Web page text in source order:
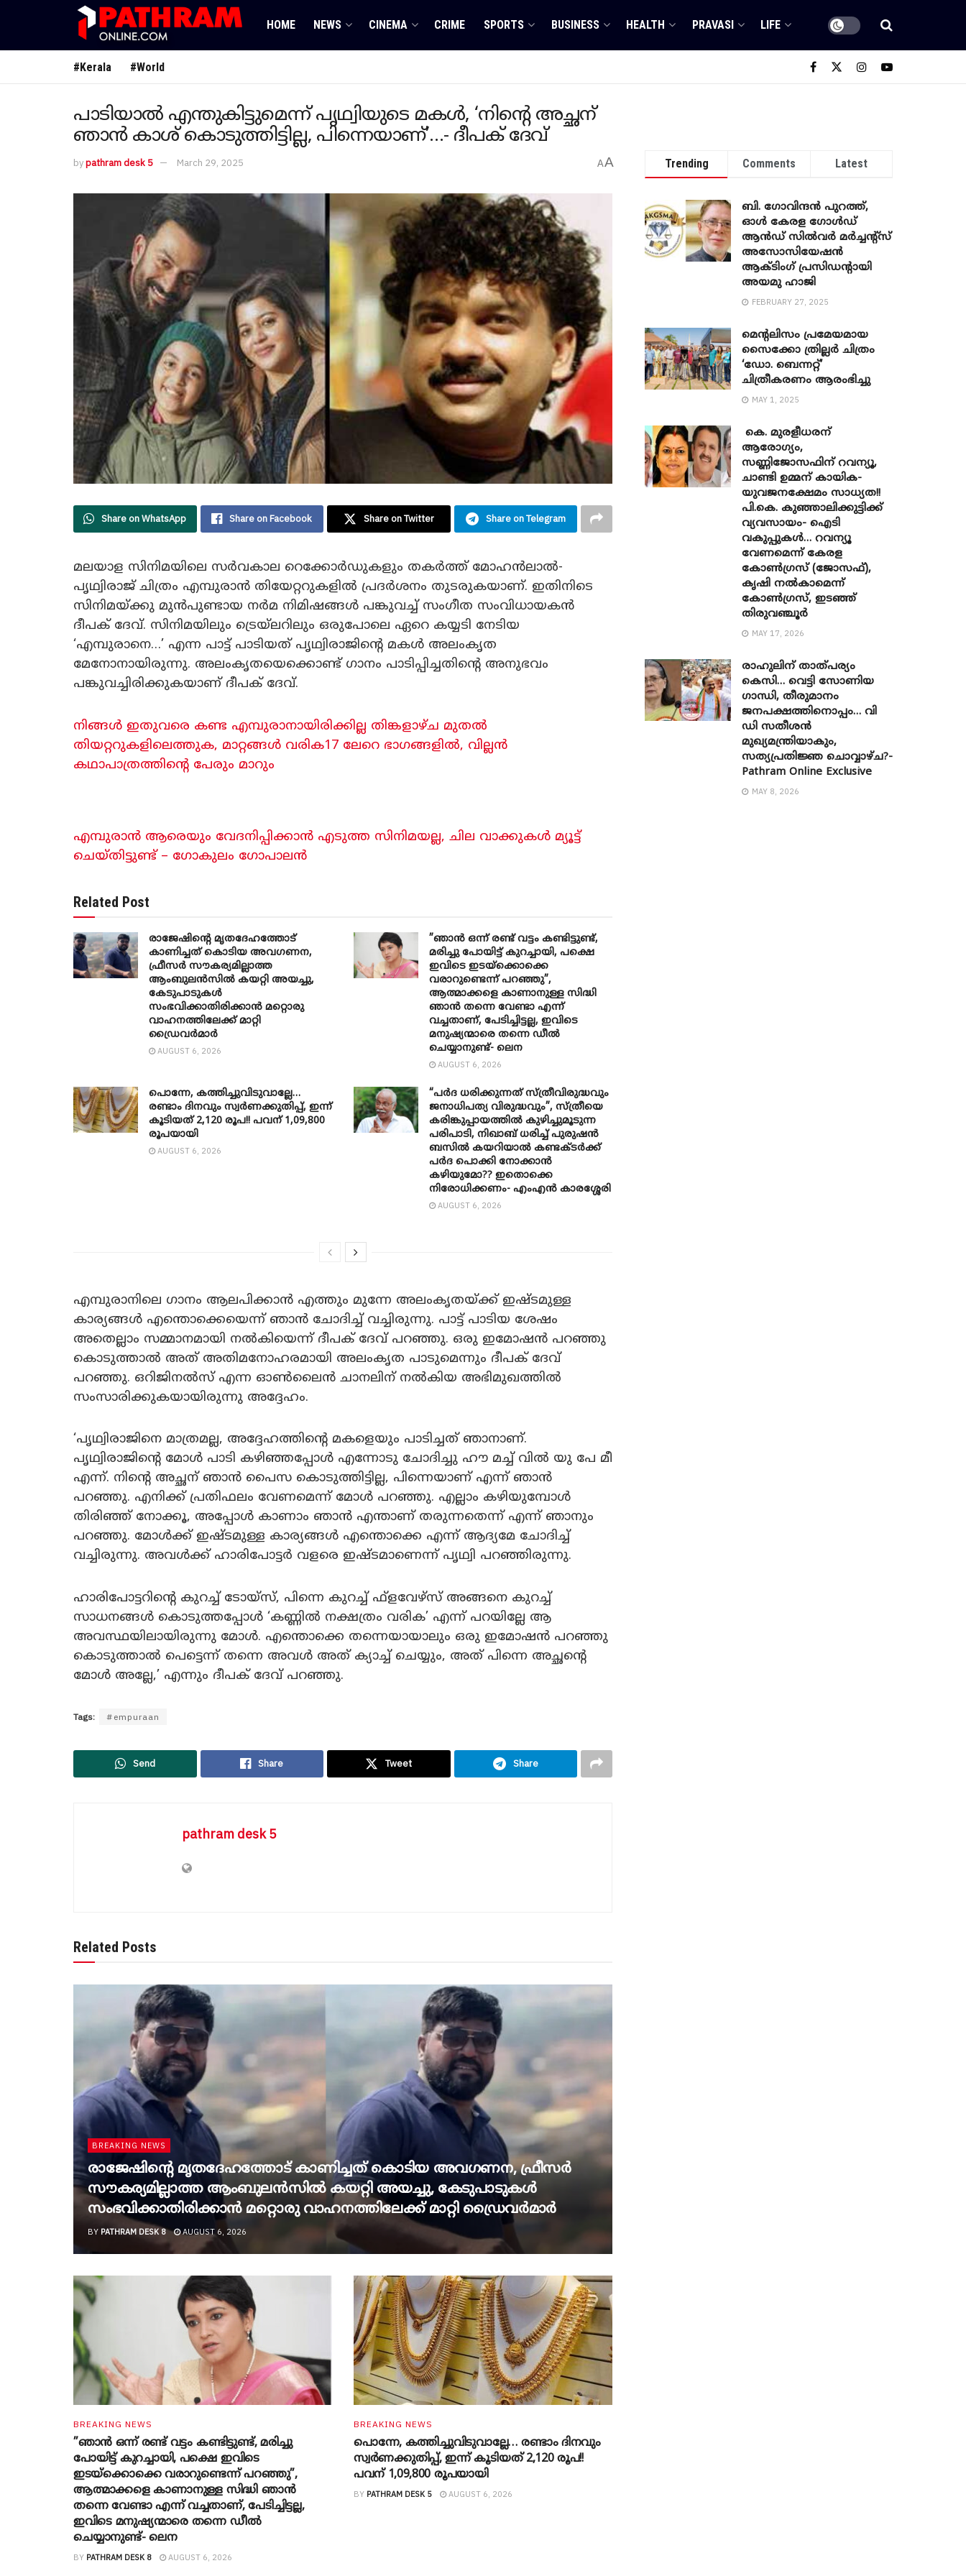
HOME NEWS CINEMA CRIME SPORTS BUSINESS HEALTH PRAVASI LIFE
#Kerala #World
പാടിയാൽ എന്തുകിട്ടുമെന്ന് പൃഥ്വിയുടെ മകൾ, ‘നിന്റെ അച്ഛന്
ഞാൻ കാശ് കൊടുത്തിട്ടില്ല, പിന്നെയാണ്’…- ദീപക് ദേവ്
bypathram desk 5 March 29, 2025 AA
Share on WhatsApp Share on Facebook Share on Twitter Share on Telegram
മലയാള സിനിമയിലെ സർവകാല റെക്കോർഡുകളും തകർത്ത് മോഹൻലാൽ-
പൃഥ്വിരാജ് ചിത്രം എമ്പുരാൻ തിയേറ്ററുകളിൽ പ്രദർശനം തുടരുകയാണ്. ഇതിനിടെ
സിനിമയ്ക്കു മുൻപുണ്ടായ നർമ നിമിഷങ്ങൾ പങ്കുവച്ച് സംഗീത സംവിധായകൻ
ദീപക് ദേവ്. സിനിമയിലും ട്രെയ്ലറിലും ഒരുപോലെ ഏറെ കയ്യടി നേടിയ
‘എമ്പുരാനെ…’ എന്ന പാട്ട് പാടിയത് പൃഥ്വിരാജിന്റെ മകൾ അലംകൃത
മേനോനായിരുന്നു. അലംകൃതയെക്കൊണ്ട് ഗാനം പാടിപ്പിച്ചതിന്റെ അനുഭവം
പങ്കുവച്ചിരിക്കുകയാണ് ദീപക് ദേവ്.
നിങ്ങൾ ഇതുവരെ കണ്ട എമ്പുരാനായിരിക്കില്ല തിങ്കളാഴ്ച മുതൽ
തിയറ്ററുകളിലെത്തുക, മാറ്റങ്ങൾ വരിക17 ലേറെ ഭാഗങ്ങളിൽ, വില്ലൻ
കഥാപാത്രത്തിന്റെ പേരും മാറും
എമ്പുരാൻ ആരെയും വേദനിപ്പിക്കാൻ എടുത്ത സിനിമയല്ല, ചില വാക്കുകൾ മ്യൂട്ട്
ചെയ്തിട്ടുണ്ട് – ഗോകുലം ഗോപാലൻ
Related Post
രാജേഷിന്റെ മൃതദേഹത്തോട്
കാണിച്ചത് കൊടിയ അവഗണന,
ഫ്രീസര്‍ സൗകര്യമില്ലാത്ത
ആംബുലന്‍സില്‍ കയറ്റി അയച്ചു,
കേടുപാടുകള്‍
സംഭവിക്കാതിരിക്കാന്‍ മറ്റൊരു
വാഹനത്തിലേക്ക് മാറ്റി
ഡ്രൈവര്‍മാര്‍
AUGUST 6, 2026
”ഞാന്‍ ഒന്ന് രണ്ട് വട്ടം കണ്ടിട്ടുണ്ട്,
മരിച്ചു പോയിട്ട് കുറച്ചായി, പക്ഷെ
ഇവിടെ ഇടയ്‌ക്കൊക്കെ
വരാറുണ്ടെന്ന് പറഞ്ഞു”,
ആത്മാക്കളെ കാണാനുള്ള സിദ്ധി
ഞാന്‍ തന്നെ വേണ്ടാ എന്ന്
വച്ചതാണ്, പേടിച്ചിട്ടല്ല, ഇവിടെ
മനുഷ്യന്മാരെ തന്നെ ഡീല്‍
ചെയ്യാനുണ്ട്- ലെന
AUGUST 6, 2026
പൊന്നേ, കത്തിച്ചുവിടുവാല്ലേ…
രണ്ടാം ദിനവും സ്വർണക്കുതിപ്പ്, ഇന്ന്
കൂടിയത് 2,120 രൂപ!! പവന് 1,09,800
രൂപയായി
AUGUST 6, 2026
“പർദ ധരിക്കുന്നത് സ്ത്രീവിരുദ്ധവും
ജനാധിപത്യ വിരുദ്ധവും”, സ്ത്രീയെ
കരിങ്കുപ്പായത്തിൽ കുഴിച്ചുമൂടുന്ന
പരിപാടി, നിഖാബ് ധരിച്ച് പുരുഷൻ
ബസിൽ കയറിയാൽ കണ്ടക്ടർക്ക്
പർദ പൊക്കി നോക്കാന്‍
കഴിയുമോ?? ഇതൊക്കെ
നിരോധിക്കണം- എംഎന്‍ കാരശ്ശേരി
AUGUST 6, 2026
എമ്പുരാനിലെ ഗാനം ആലപിക്കാൻ എത്തും മുന്നേ അലംകൃതയ്ക്ക് ഇഷ്ടമുള്ള
കാര്യങ്ങൾ എന്തൊക്കെയെന്ന് ഞാൻ ചോദിച്ച് വച്ചിരുന്നു. പാട്ട് പാടിയ ശേഷം
അതെല്ലാം സമ്മാനമായി നൽകിയെന്ന് ദീപക് ദേവ് പറഞ്ഞു. ഒരു ഇമോഷൻ പറഞ്ഞു
കൊടുത്താൽ അത് അതിമനോഹരമായി അലംകൃത പാടുമെന്നും ദീപക് ദേവ്
പറഞ്ഞു. ഒറിജിനൽസ് എന്ന ഓൺലൈൻ ചാനലിന് നൽകിയ അഭിമുഖത്തിൽ
സംസാരിക്കുകയായിരുന്നു അദ്ദേഹം.
‘പൃഥ്വിരാജിനെ മാത്രമല്ല, അദ്ദേഹത്തിന്റെ മകളെയും പാടിച്ചത് ഞാനാണ്.
പൃഥ്വിരാജിന്റെ മോൾ പാടി കഴിഞ്ഞപ്പോൾ എന്നോടു ചോദിച്ചു ഹൗ മച്ച് വിൽ യു പേ മീ
എന്ന്. നിന്റെ അച്ഛന് ഞാൻ പൈസ കൊടുത്തിട്ടില്ല, പിന്നെയാണ് എന്ന് ഞാൻ
പറഞ്ഞു. എനിക്ക് പ്രതിഫലം വേണമെന്ന് മോൾ പറഞ്ഞു. എല്ലാം കഴിയുമ്പോൾ
തിരിഞ്ഞ് നോക്കൂ, അപ്പോൾ കാണാം ഞാൻ എന്താണ് തരുന്നതെന്ന് എന്ന് ഞാനും
പറഞ്ഞു. മോൾക്ക് ഇഷ്ടമുള്ള കാര്യങ്ങൾ എന്തൊക്കെ എന്ന് ആദ്യമേ ചോദിച്ച്
വച്ചിരുന്നു. അവൾക്ക് ഹാരിപോട്ടർ വളരെ ഇഷ്ടമാണെന്ന് പൃഥ്വി പറഞ്ഞിരുന്നു.
ഹാരിപോട്ടറിന്റെ കുറച്ച് ടോയ്‌സ്, പിന്നെ കുറച്ച് ഫ്ളവേഴ്സ് അങ്ങനെ കുറച്ച്
സാധനങ്ങൾ കൊടുത്തപ്പോൾ ‘കണ്ണിൽ നക്ഷത്രം വരിക’ എന്ന് പറയില്ലേ ആ
അവസ്ഥയിലായിരുന്നു മോൾ. എന്തൊക്കെ തന്നെയായാലും ഒരു ഇമോഷൻ പറഞ്ഞു
കൊടുത്താൽ പെട്ടെന്ന് തന്നെ അവൾ അത് ക്യാച്ച് ചെയ്യും, അത് പിന്നെ അച്ഛന്റെ
മോൾ അല്ലേ,’ എന്നും ദീപക് ദേവ് പറഞ്ഞു.
Tags: #empuraan
Send Share Tweet Share
pathram desk 5
Related Posts
BREAKING NEWS
രാജേഷിന്റെ മൃതദേഹത്തോട് കാണിച്ചത് കൊടിയ അവഗണന, ഫ്രീസര്‍
സൗകര്യമില്ലാത്ത ആംബുലന്‍സില്‍ കയറ്റി അയച്ചു, കേടുപാടുകള്‍
സംഭവിക്കാതിരിക്കാന്‍ മറ്റൊരു വാഹനത്തിലേക്ക് മാറ്റി ഡ്രൈവര്‍മാര്‍
BY PATHRAM DESK 8 AUGUST 6, 2026
BREAKING NEWS
”ഞാന്‍ ഒന്ന് രണ്ട് വട്ടം കണ്ടിട്ടുണ്ട്, മരിച്ചു
പോയിട്ട് കുറച്ചായി, പക്ഷെ ഇവിടെ
ഇടയ്‌ക്കൊക്കെ വരാറുണ്ടെന്ന് പറഞ്ഞു”,
ആത്മാക്കളെ കാണാനുള്ള സിദ്ധി ഞാന്‍
തന്നെ വേണ്ടാ എന്ന് വച്ചതാണ്, പേടിച്ചിട്ടല്ല,
ഇവിടെ മനുഷ്യന്മാരെ തന്നെ ഡീല്‍
ചെയ്യാനുണ്ട്- ലെന
BY PATHRAM DESK 8 AUGUST 6, 2026
BREAKING NEWS
പൊന്നേ, കത്തിച്ചുവിടുവാല്ലേ… രണ്ടാം ദിനവും
സ്വർണക്കുതിപ്പ്, ഇന്ന് കൂടിയത് 2,120 രൂപ!!
പവന് 1,09,800 രൂപയായി
BY PATHRAM DESK 5 AUGUST 6, 2026
Trending Comments Latest
ബി. ​ഗോവിന്ദൻ പുറത്ത്,
ഓൾ കേരള ഗോൾഡ്
ആൻഡ് സിൽവർ മർച്ചന്റ്സ്
അസോസിയേഷൻ
ആക്ടിംഗ് പ്രസിഡന്റായി
അയമു ഹാജി
FEBRUARY 27, 2025
മെന്‍റലിസം പ്രമേയമായ
സൈക്കോ ത്രില്ലർ ചിത്രം
‘ഡോ. ബെന്നറ്റ്’
ചിത്രീകരണം ആരംഭിച്ചു
MAY 1, 2025
കെ. മുരളീധരന്
ആരോഗ്യം,
സണ്ണിജോസഫിന് റവന്യൂ,
ചാണ്ടി ഉമ്മന് കായിക-
യുവജനക്ഷേമം സാധ്യത!!
പി.കെ. കുഞ്ഞാലിക്കുട്ടിക്ക്
വ്യവസായം- ഐടി
വകുപ്പുകൾ… റവന്യൂ
വേണമെന്ന് കേരള
കോൺഗ്രസ് (ജോസഫ്),
കൃഷി നൽകാമെന്ന്
കോൺഗ്രസ്, ഇടഞ്ഞ്
തിരുവഞ്ചൂർ
MAY 17, 2026
രാഹുലിന് താത്പര്യം
കെസി… വെട്ടി സോണിയ ​
ഗാന്ധി, തീരുമാനം
ജനപക്ഷത്തിനൊപ്പം… വി
ഡി സതീശൻ
മുഖ്യമന്ത്രിയാകും,
സത്യപ്രതിജ്ഞ ചൊവ്വാഴ്ച?-
Pathram Online Exclusive
MAY 8, 2026